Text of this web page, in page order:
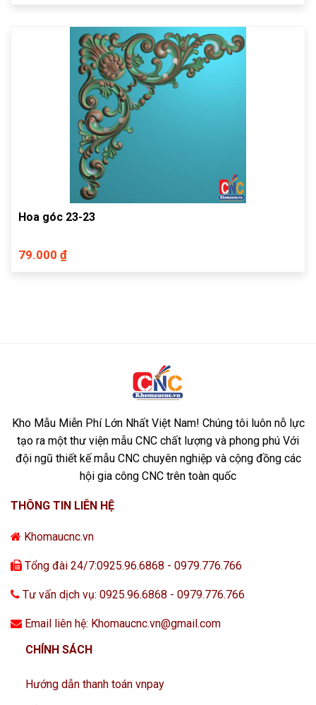
Hoa góc 23-23
79.000 ₫
Kho Mẫu Miễn Phí Lớn Nhất Việt Nam! Chúng tôi luôn nỗ lực
tạo ra một thư viện mẫu CNC chất lượng và phong phú Với
đội ngũ thiết kế mẫu CNC chuyên nghiệp và cộng đồng các
hội gia công CNC trên toàn quốc
THÔNG TIN LIÊN HỆ
Khomaucnc.vn
Tổng đài 24/7:0925.96.6868 - 0979.776.766
Tư vấn dịch vụ: 0925.96.6868 - 0979.776.766
Email liên hệ: Khomaucnc.vn@gmail.com
CHÍNH SÁCH
Hướng dẫn thanh toán vnpay